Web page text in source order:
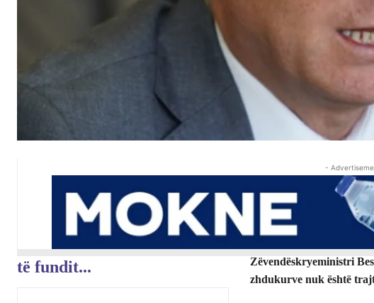
-
të fundit...
Zëvendëskryeministri
zhdukurve nuk është